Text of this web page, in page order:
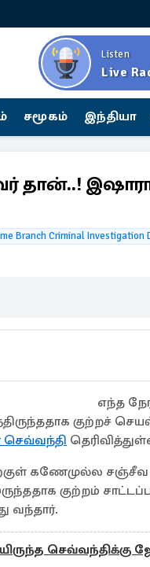
Listen
Live
சமூகம் இந்தியா
தான்..!
Branch Criminal Investigation
எந்த
குற்றச்
செவ்வந்தி
கணேமுல்ல சஞ்சீவ
குற்றம்
வந்தார்.
செவ்வந்திக்கு